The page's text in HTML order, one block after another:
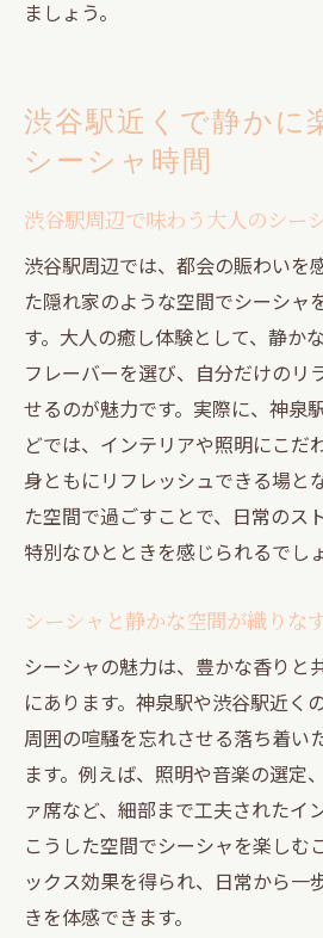
なフレーバー
シーシャの多彩なフレー
演出
夜のリラックスタイム
ャ体験
大人のためのシーシャ
方
シーシャと隠れ家が生
特別な夜におすすめの
自分へのご褒美にぴったりな
自分へのご褒美に選ぶシ
癒しのためのシーシャ
る
シーシャで心身をリフ
方
隠れ家空間で味わう特
シーシャ体験をもっと楽
ましょう。
渋谷駅近くで静かに
シーシャ時間
渋谷駅周辺で味わう大人のシー
渋谷駅周辺では、都会の賑わいを
た隠れ家のような空間でシーシャ
す。大人の癒し体験として、静か
フレーバーを選び、自分だけのリ
せるのが魅力です。実際に、神泉
どでは、インテリアや照明にこだ
身ともにリフレッシュできる場と
た空間で過ごすことで、日常のス
特別なひとときを感じられるでしょ
シーシャと静かな空間が織りな
シーシャの魅力は、豊かな香りと
にあります。神泉駅や渋谷駅近く
周囲の喧騒を忘れさせる落ち着い
ます。例えば、照明や音楽の選定
ァ席など、細部まで工夫されたイ
こうした空間でシーシャを楽しむ
ックス効果を得られ、日常から一
きを体感できます。